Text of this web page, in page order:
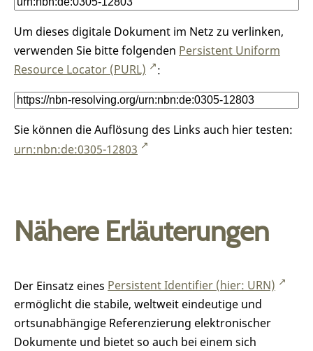
Um dieses digitale Dokument im Netz zu verlinken,
verwenden Sie bitte folgenden Persistent Uniform
Resource Locator (PURL)
:
Sie können die Auflösung des Links auch hier testen:
urn:nbn:de:0305-12803
Nähere Erläuterungen
Der Einsatz eines Persistent Identifier (hier: URN)
ermöglicht die stabile, weltweit eindeutige und
ortsunabhängige Referenzierung elektronischer
Dokumente und bietet so auch bei einem sich